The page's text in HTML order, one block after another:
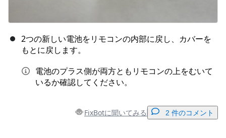
2つの新しい電池をリモコンの内部に戻し、カバーを
もとに戻します。
電池のプラス側が両方ともリモコンの上をむいて
いるか確認してください。
FixBotに聞いてみる 2 件のコメント